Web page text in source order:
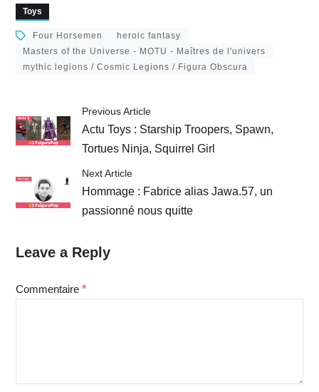
Fett
Toys
Four Horsemen
heroic fantasy
Masters of the Universe - MOTU - Maîtres de l'univers
mythic legions / Cosmic Legions / Figura Obscura
Previous Article
Actu Toys : Starship Troopers, Spawn,
Tortues Ninja, Squirrel Girl
Next Article
Hommage : Fabrice alias Jawa.57, un
passionné nous quitte
Leave a Reply
Commentaire *